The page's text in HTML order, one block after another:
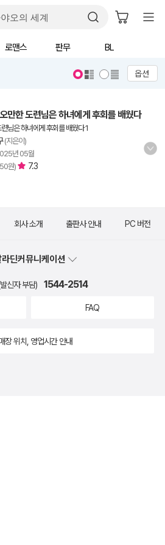
로맨스 판무 BL
옵션
만한 도련님은 하녀에게 후회를 배웠다
님은 하녀에게 후회를 배웠다 1
(지은이)
년 05월
원) 7.3
회사 소개 출판사 안내 PC 버전
딘커뮤니케이션
신자 부담) 1544-2514
FAQ
장 위치, 영업시간 안내